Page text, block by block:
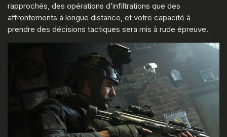
rapprochés, des opérations d’infiltrations que des
affrontements à longue distance, et votre capacité à
prendre des décisions tactiques sera mis à rude épreuve.